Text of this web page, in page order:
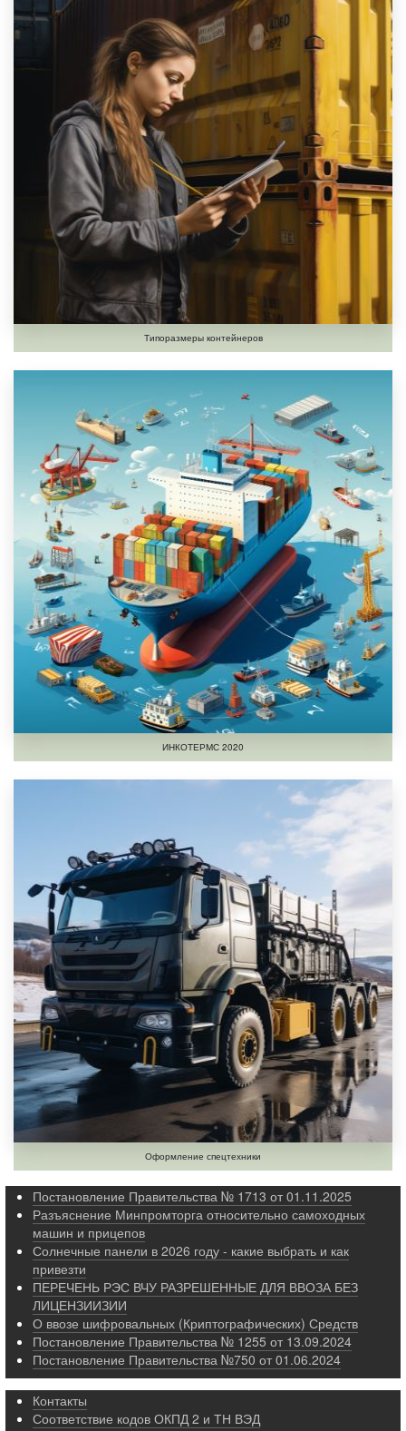
Типоразмеры контейнеров
ИНКОТЕРМС 2020
Оформление спецтехники
Постановление Правительства № 1713 от 01.11.2025
Разъяснение Минпромторга относительно самоходных
машин и прицепов
Солнечные панели в 2026 году - какие выбрать и как
привезти
ПЕРЕЧЕНЬ РЭС ВЧУ РАЗРЕШЕННЫЕ ДЛЯ ВВОЗА БЕЗ
ЛИЦЕНЗИИЗИИ
О ввозе шифровальных (Криптографических) Средств
Постановление Правительства № 1255 от 13.09.2024
Постановление Правительства №750 от 01.06.2024
Контакты
Соответствие кодов ОКПД 2 и ТН ВЭД